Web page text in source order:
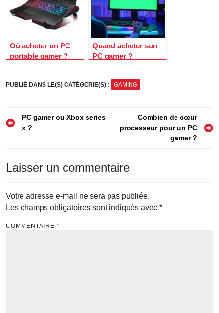
Où acheter un PC
portable gamer ?
Quand acheter son
PC gamer ?
PUBLIÉ DANS LE(S) CATÉGORIE(S) : GAMING
Navigation
PC gamer ou Xbox series
x ?
Combien de cœur
processeur pour un PC
gamer ?
Laisser un commentaire
Votre adresse e-mail ne sera pas publiée.
Les champs obligatoires sont indiqués avec *
COMMENTAIRE *